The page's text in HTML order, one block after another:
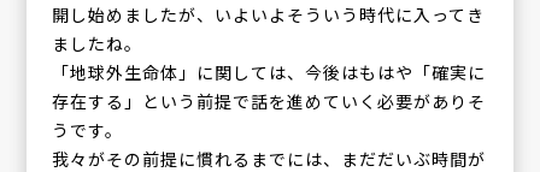
開し始めましたが、いよいよそういう時代に入ってき
ましたね。
「地球外生命体」に関しては、今後はもはや「確実に
存在する」という前提で話を進めていく必要がありそ
うです。
我々がその前提に慣れるまでには、まだだいぶ時間が